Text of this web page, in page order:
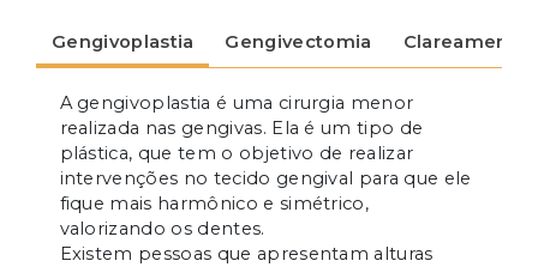
Gengivoplastia Gengivectomia Clareamento
A gengivoplastia é uma cirurgia menor
realizada nas gengivas. Ela é um tipo de
plástica, que tem o objetivo de realizar
intervenções no tecido gengival para que ele
fique mais harmônico e simétrico,
valorizando os dentes.
Existem pessoas que apresentam alturas